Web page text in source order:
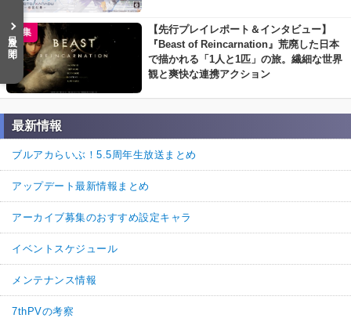
目次を開く特集
【先行プレイレポート＆インタビュー】
『Beast of Reincarnation』荒廃した日本
で描かれる「1人と1匹」の旅。繊細な世界
観と爽快な連携アクション
最新情報
ブルアカらいぶ！5.5周年生放送まとめ
アップデート最新情報まとめ
アーカイブ募集のおすすめ設定キャラ
イベントスケジュール
メンテナンス情報
7thPVの考察